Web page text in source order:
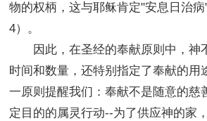
物的权柄，这与耶稣肯定"安息日治病
4）。
因此，在圣经的奉献原则中，神
时间和数量，还特别指定了奉献的用
一原则提醒我们：奉献不是随意的慈
定目的的属灵行动--为了供应神的家